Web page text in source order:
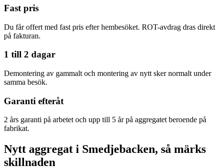
Fast pris
Du får offert med fast pris efter hembesöket. ROT-avdrag dras direkt
på fakturan.
1 till 2 dagar
Demontering av gammalt och montering av nytt sker normalt under
samma besök.
Garanti efteråt
2 års garanti på arbetet och upp till 5 år på aggregatet beroende på
fabrikat.
Nytt aggregat i Smedjebacken, så märks
skillnaden